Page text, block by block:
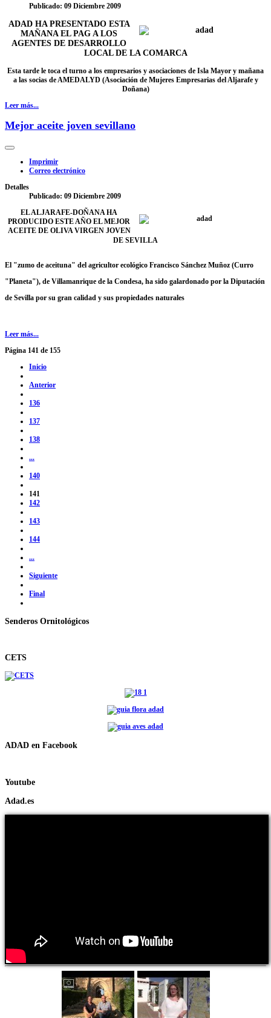
Publicado: 09 Diciembre 2009
ADAD HA PRESENTADO ESTA
MAÑANA EL PAG A LOS
AGENTES DE DESARROLLO
LOCAL DE LA COMARCA
Esta tarde le toca el turno a los empresarios y asociaciones de Isla Mayor y mañana
a las socias de AMEDALYD (Asociación de Mujeres Empresarias del Aljarafe y
Doñana)
Leer más...
Mejor aceite joven sevillano
Imprimir
Correo electrónico
Detalles
Publicado: 09 Diciembre 2009
EL ALJARAFE-DOÑANA HA
PRODUCIDO ESTE AÑO EL MEJOR
ACEITE DE OLIVA VIRGEN JOVEN
DE SEVILLA
El "zumo de aceituna" del agricultor ecológico Francisco Sánchez Muñoz (Curro
"Planeta"), de Villamanrique de la Condesa, ha sido galardonado por la Diputación
de Sevilla por su gran calidad y sus propiedades naturales
Leer más...
Página 141 de 155
Inicio
Anterior
136
137
138
...
140
141
142
143
144
...
Siguiente
Final
Senderos Ornitológicos
CETS
ADAD en Facebook
Youtube
Adad.es